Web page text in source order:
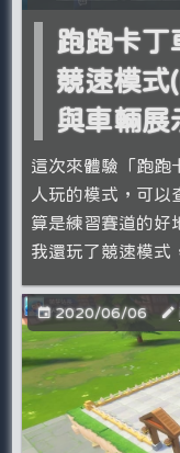
跑跑卡丁
競速模式
與車輛展
這次來體驗「跑跑
人玩的模式，可以
算是練習賽道的好
我還玩了競速模
2020/06/06